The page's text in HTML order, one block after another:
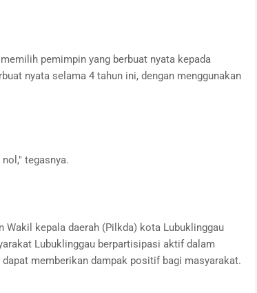
pemimpin yang berbuat nyata kepada
nyata selama 4 tahun ini, dengan menggunakan
tegasnya.
Wakil kepala daerah (Pilkda) kota Lubuklinggau
Lubuklinggau berpartisipasi aktif dalam
memberikan dampak positif bagi masyarakat.